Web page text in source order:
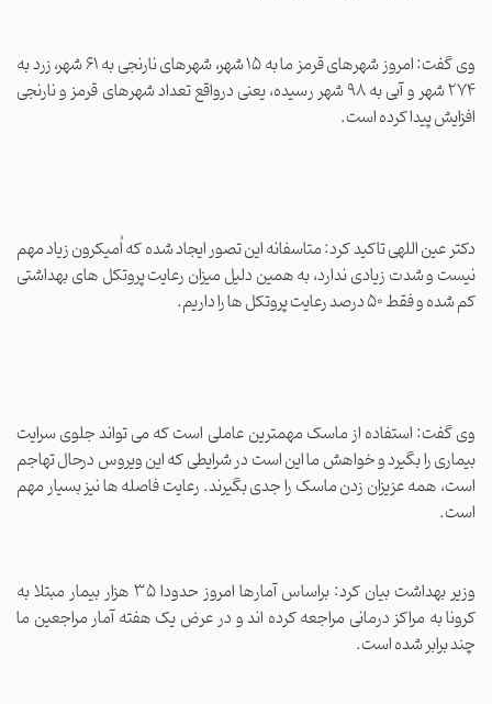
وی گفت: امروز شهرهای قرمز ما به 15 شهر، شهرهای نارنجی به 61 شهر، زرد به
274 شهر و آبی به 98 شهر رسیده، یعنی درواقع تعداد شهرهای قرمز و نارنجی
افزایش پیدا کرده است.
دکتر عین اللهی تاکید کرد: متاسفانه این تصور ایجاد شده که اُمیکرون زیاد مهم
نیست و شدت زیادی ندارد، به همین دلیل میزان رعایت پروتکل های بهداشتی
کم شده و فقط 50 درصد رعایت پروتکل ها را داریم.
وی گفت: استفاده از ماسک مهمترین عاملی است که می تواند جلوی سرایت
بیماری را بگیرد و خواهش ما این است در شرایطی که این ویروس درحال تهاجم
است، همه عزیزان زدن ماسک را جدی بگیرند. رعایت فاصله ها نیز بسیار مهم
است.
وزیر بهداشت بیان کرد: براساس آمارها امروز حدودا 35 هزار بیمار مبتلا به
کرونا به مراکز درمانی مراجعه کرده اند و در عرض یک هفته آمار مراجعین ما
چند برابر شده است.